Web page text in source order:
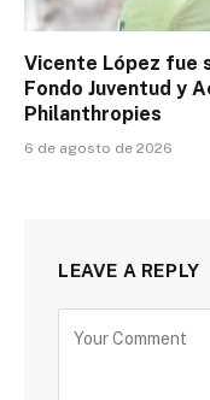
Vicente López fue
Fondo Juventud y
Philanthropies
6 de agosto de 2026
LEAVE A REPLY